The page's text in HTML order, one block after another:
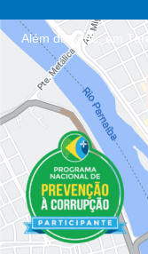
Além da sede, em